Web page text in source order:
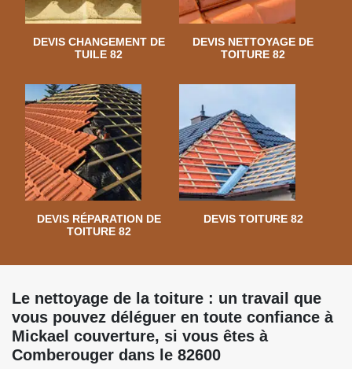
DEVIS CHANGEMENT DE
TUILE 82
DEVIS NETTOYAGE DE
TOITURE 82
DEVIS RÉPARATION DE
TOITURE 82
DEVIS TOITURE 82
Le nettoyage de la toiture : un travail que
vous pouvez déléguer en toute confiance à
Mickael couverture, si vous êtes à
Comberouger dans le 82600